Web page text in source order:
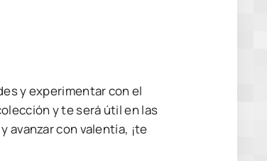
y experimentar con el
y te será útil en las
avanzar con valentía, ¡te